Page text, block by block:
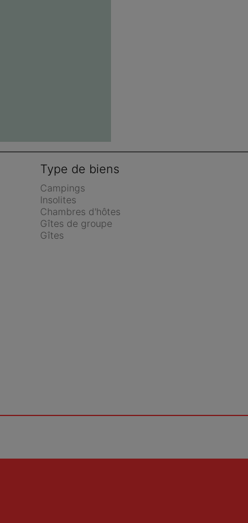
Type de biens
Campings
Insolites
Chambres d'hôtes
Gîtes de groupe
Gîtes